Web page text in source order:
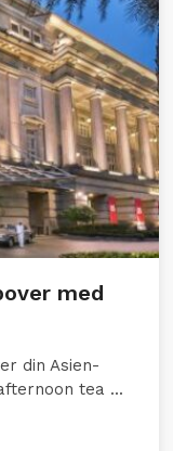
med
din Asien-
tea ...